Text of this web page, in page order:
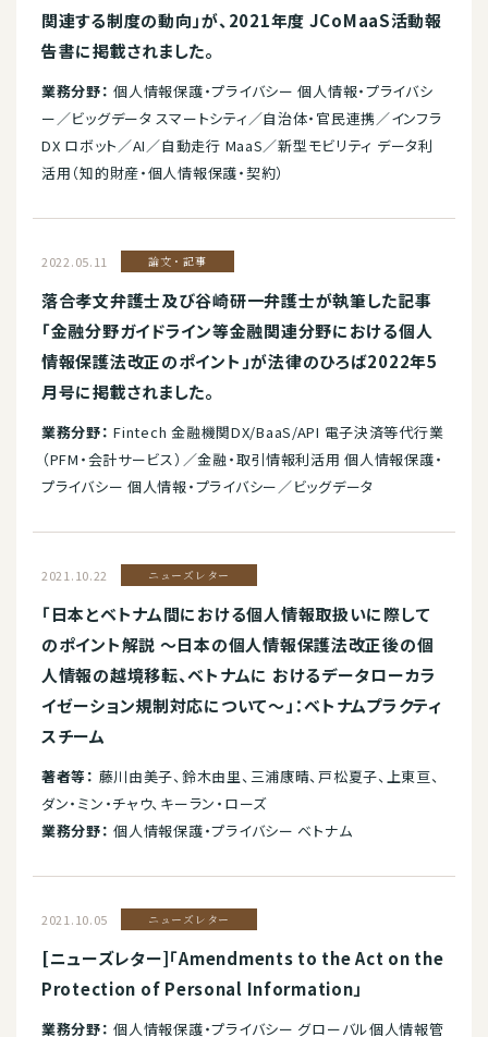
関連する制度の動向」が、2021年度 JCoMaaS活動報
告書に掲載されました。
業務分野： 個人情報保護・プライバシー 個人情報・プライバシ
ー／ビッグデータ スマートシティ／自治体・官民連携／インフラ
DX ロボット／AI／自動走行 MaaS／新型モビリティ データ利
活用（知的財産・個人情報保護・契約）
2022.05.11 論文・記事
落合孝文弁護士及び谷崎研一弁護士が執筆した記事
「金融分野ガイドライン等金融関連分野における個人
情報保護法改正のポイント」が法律のひろば2022年5
月号に掲載されました。
業務分野： Fintech 金融機関DX/BaaS/API 電子決済等代行業
（PFM・会計サービス）／金融・取引情報利活用 個人情報保護・
プライバシー 個人情報・プライバシー／ビッグデータ
2021.10.22 ニューズレター
「日本とベトナム間における個人情報取扱いに際して
のポイント解説 ～日本の個人情報保護法改正後の個
人情報の越境移転、ベトナムに おけるデータローカラ
イゼーション規制対応について～」：ベトナムプラクティ
スチーム
著者等： 藤川由美子、鈴木由里、三浦康晴、戸松夏子、上東亘、
ダン・ミン・チャウ、キーラン・ローズ
業務分野： 個人情報保護・プライバシー ベトナム
2021.10.05 ニューズレター
[ニューズレター]「Amendments to the Act on the
Protection of Personal Information」
業務分野： 個人情報保護・プライバシー グローバル個人情報管